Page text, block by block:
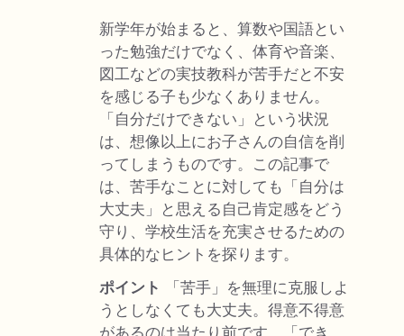
新学年が始まると、算数や国語とい
った勉強だけでなく、体育や音楽、
図工などの実技教科が苦手だと不安
を感じる子も少なくありません。
「自分だけできない」という状況
は、想像以上にお子さんの自信を削
ってしまうものです。この記事で
は、苦手なことに対しても「自分は
大丈夫」と思える自己肯定感をどう
守り、学校生活を充実させるための
具体的なヒントを探ります。
ポイント
「苦手」を無理に克服しよ
うとしなくても大丈夫。得意不得意